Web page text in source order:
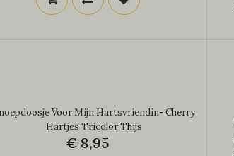
Voor Mijn Hartsvriendin- Cherry
Hartjes Tricolor Thijs
€ 8,95